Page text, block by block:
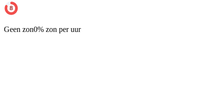
Geen zon0% zon per uur